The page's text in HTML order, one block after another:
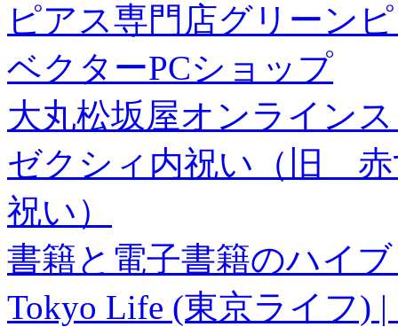
ピアス専門店グリーン
ベクターPCショップ
大丸松坂屋オンライン
ゼクシィ内祝い（旧 赤
祝い）
書籍と電子書籍のハイ
Tokyo Life (東京ライフ)